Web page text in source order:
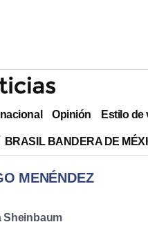
Opinión Estilo de
BRASIL BANDERA DE
MENÉNDEZ
Sheinbaum